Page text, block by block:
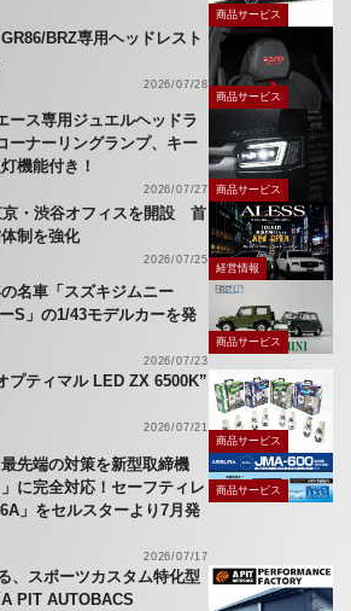
商品サービス
BRZ専用ヘッドレスト
2026/07/28
商品サービス
ース専用ジュエルヘッドラ
ーナーリングランプ、キー
機能付き！
2026/07/27 商品サービス
京・渋谷オフィスを開設 首
制を強化
2026/07/25
経営情報
名車「スズキジムニー
S」の1/43モデルカーを発
2026/07/23
商品サービス
プティマル LED ZX 6500K”
2026/07/21
商品サービス
先端の対策を新型取締機
に完全対応！セーフティレ
」をセルスターより7月発
2026/07/17
商品サービス
、スポーツカスタム特化型
PIT AUTOBACS